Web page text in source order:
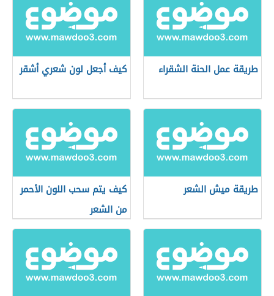
طريقة عمل الحنة الشقراء كيف أجعل لون شعري أشقر
طريقة ميش الشعر
كيف يتم سحب اللون الأحمر
من الشعر